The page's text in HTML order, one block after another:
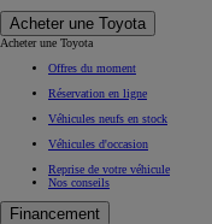
Acheter une Toyota
Acheter une Toyota
Offres du moment
Réservation en ligne
Véhicules neufs en stock
Véhicules d'occasion
Reprise de votre véhicule
Nos conseils
Financement